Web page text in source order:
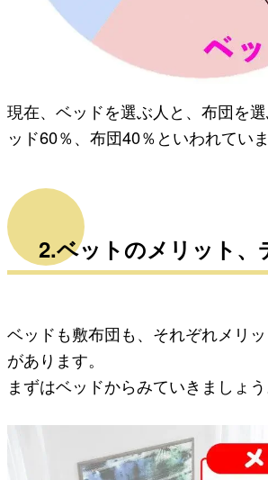
現在、ベッドを選ぶ人と、布団を
ッド60％、布団40％といわれてい
2.ベットのメリット、
ベッドも敷布団も、それぞれメリ
があります。
まずはベッドからみていきましょう